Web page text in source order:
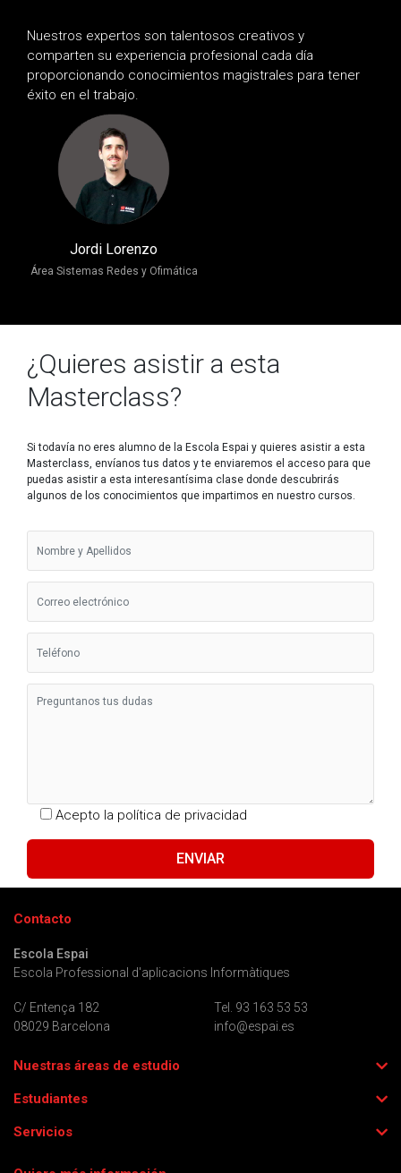
Nuestros expertos son talentosos creativos y
comparten su experiencia profesional cada día
proporcionando conocimientos magistrales para tener
éxito en el trabajo.
Jordi Lorenzo
Área Sistemas Redes y Ofimática
¿Quieres asistir a esta
Masterclass?
Si todavía no eres alumno de la Escola Espai y quieres asistir a esta
Masterclass, envíanos tus datos y te enviaremos el acceso para que
puedas asistir a esta interesantísima clase donde descubrirás
algunos de los conocimientos que impartimos en nuestro cursos.
Acepto la política de privacidad
Contacto
Escola Espai
Escola Professional d'aplicacions Informàtiques
C/ Entença 182
08029 Barcelona
Tel. 93 163 53 53
info@espai.es
Nuestras áreas de estudio
Estudiantes
Servicios